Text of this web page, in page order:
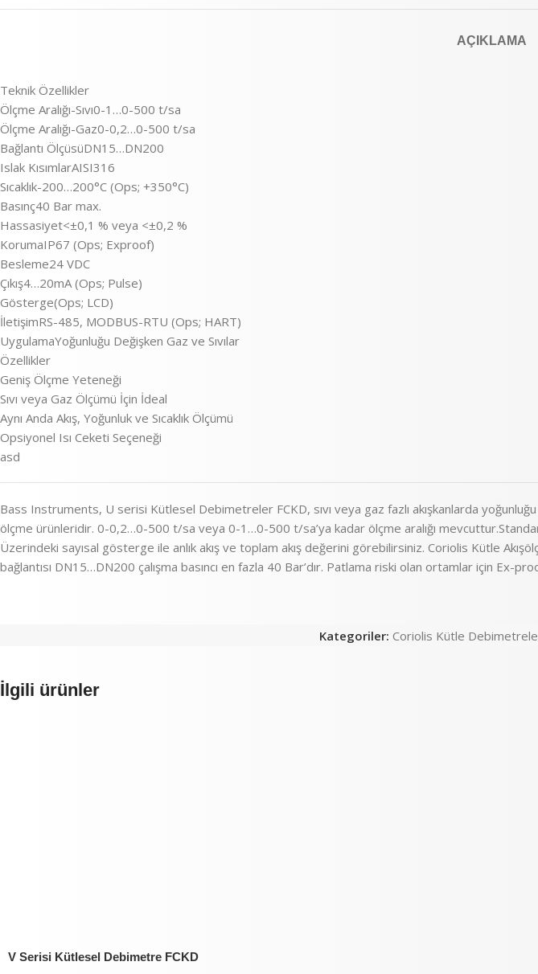
AÇIKLAMA
Teknik Özellikler
Ölçme Aralığı-Sıvı0-1…0-500 t/sa
Ölçme Aralığı-Gaz0-0,2…0-500 t/sa
Bağlantı ÖlçüsüDN15…DN200
Islak KısımlarAISI316
Sıcaklık-200…200°C (Ops; +350°C)
Basınç40 Bar max.
Hassasiyet<±0,1 % veya <±0,2 %
KorumaIP67 (Ops; Exproof)
Besleme24 VDC
Çıkış4…20mA (Ops; Pulse)
Gösterge(Ops; LCD)
İletişimRS-485, MODBUS-RTU (Ops; HART)
UygulamaYoğunluğu Değişken Gaz ve Sıvılar
Özellikler
Geniş Ölçme Yeteneği
Sıvı veya Gaz Ölçümü İçin İdeal
Aynı Anda Akış, Yoğunluk ve Sıcaklık Ölçümü
Opsiyonel Isı Ceketi Seçeneği
asd
Bass Instruments, U serisi Kütlesel Debimetreler FCKD, sıvı veya gaz fazlı akışkanlarda yoğunluğu
ölçme ürünleridir. 0-0,2…0-500 t/sa veya 0-1…0-500 t/sa’ya kadar ölçme aralığı
Üzerindeki sayısal gösterge ile anlık akış ve toplam akış değerini görebilirsiniz. Coriolis Kütle
bağlantısı DN15…DN200 çalışma basıncı en fazla 40 Bar’dır. Patlama riski olan ortamlar için Ex-
Kategoriler: Coriolis Kütle
İlgili ürünler
V Serisi Kütlesel Debimetre FCKD